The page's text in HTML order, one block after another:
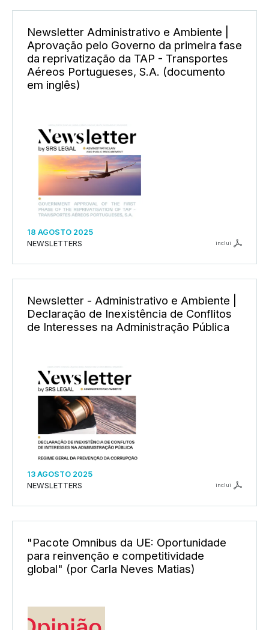
Newsletter Administrativo e Ambiente |
Aprovação pelo Governo da primeira fase
da reprivatização da TAP - Transportes
Aéreos Portugueses, S.A. (documento
em inglês)
18 AGOSTO 2025
NEWSLETTERS
inclui
Newsletter - Administrativo e Ambiente |
Declaração de Inexistência de Conflitos
de Interesses na Administração Pública
13 AGOSTO 2025
NEWSLETTERS
inclui
"Pacote Omnibus da UE: Oportunidade
para reinvenção e competitividade
global" (por Carla Neves Matias)